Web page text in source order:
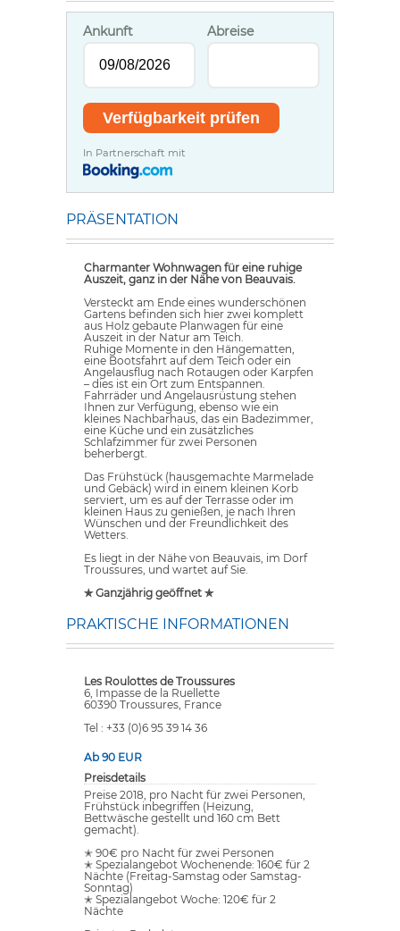
Ankunft Abreise
In Partnerschaft mit
PRÄSENTATION
Charmanter Wohnwagen für eine ruhige
Auszeit, ganz in der Nähe von Beauvais.
Versteckt am Ende eines wunderschönen
Gartens befinden sich hier zwei komplett
aus Holz gebaute Planwagen für eine
Auszeit in der Natur am Teich.
Ruhige Momente in den Hängematten,
eine Bootsfahrt auf dem Teich oder ein
Angelausflug nach Rotaugen oder Karpfen
– dies ist ein Ort zum Entspannen.
Fahrräder und Angelausrüstung stehen
Ihnen zur Verfügung, ebenso wie ein
kleines Nachbarhaus, das ein Badezimmer,
eine Küche und ein zusätzliches
Schlafzimmer für zwei Personen
beherbergt.
Das Frühstück (hausgemachte Marmelade
und Gebäck) wird in einem kleinen Korb
serviert, um es auf der Terrasse oder im
kleinen Haus zu genießen, je nach Ihren
Wünschen und der Freundlichkeit des
Wetters.
Es liegt in der Nähe von Beauvais, im Dorf
Troussures, und wartet auf Sie.
✯ Ganzjährig geöffnet ✯
PRAKTISCHE INFORMATIONEN
Les Roulottes de Troussures
6, Impasse de la Ruellette
60390 Troussures, France
Tel : +33 (0)6 95 39 14 36
Ab 90 EUR
Preisdetails
Preise 2018, pro Nacht für zwei Personen,
Frühstück inbegriffen (Heizung,
Bettwäsche gestellt und 160 cm Bett
gemacht).
✭ 90€ pro Nacht für zwei Personen
✭ Spezialangebot Wochenende: 160€ für 2
Nächte (Freitag-Samstag oder Samstag-
Sonntag)
✭ Spezialangebot Woche: 120€ für 2
Nächte